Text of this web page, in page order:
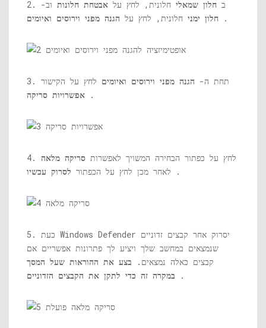
2. ב חלון שמאלי חלונית, לחץ על אבטחת חלונות וב-
חלון ימני חלונית, לחץ על הגנה מפני וירוסים ואיומים .
3. תחת ה- הגנה מפני וירוסים ואיומים לחץ על הקישור
אפשרויות סריקה .
4. לחץ על כפתור הבחירה המשויך לאפשרות סריקה מלאה
לאחר מכן לחץ על הכפתור לסרוק עכשיו .
5. כעת Windows Defender יסרוק אחר קבצים זדוניים
שנמצאים במחשב שלך ויציע לך פתרונות אפשריים אם
קבצים כאלה נמצאים. בצע את ההוראות שעל המסך
במקרה זה כדי לתקן את הקבצים הזדוניים .